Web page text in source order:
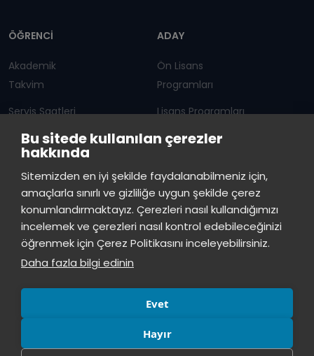
Bu sitede kullanılan çerezler
hakkında
Sitemizden en iyi şekilde faydalanabilmeniz için,
amaçlarla sınırlı ve gizliliğe uygun şekilde çerez
konumlandırmaktayız. Çerezleri nasıl kullandığımızı
incelemek ve çerezleri nasıl kontrol edebileceğinizi
öğrenmek için Çerez Politikasını inceleyebilirsiniz.
Daha fazla bilgi edinin
Evet
Hayır
ÖĞRENCİ
Akademik
Takvim
Servis Saatleri
Duyurular
ADAY
Ön Lisans
Programları
Lisans Programları
Lisansüstü
İSTİNYE
Basın
Kiti
İhaleler İstinye Post Kampüslerimiz
çevrimiçi
İstinye Üniversitesi
Merhaba! Size nasıl yardımcı
olabilirim?